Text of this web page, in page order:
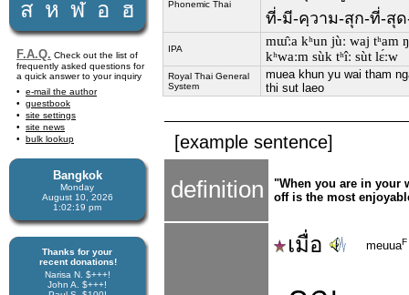
ส ห ฬ อ ฮ
F.A.Q. Check out the list of
frequently asked questions for
a quick answer to your inquiry
e-mail the author
guestbook
site settings
site news
bulk lookup
Bangkok
Monday
August 10, 2026
1:02:19 pm
Thanks for your
recent donations!
Narisa N. $+++!
John A. $+++!
Phonemic Thai
ที่-มี-คฺวาม-สุก-ที่-สุ
IPA
mɯ̂ːa kʰun jùː waj tʰam
kʰwaːm sùk tʰîː sùt lɛ́ːw
Royal Thai General
System
muea khun yu wai tham
thi sut laeo
[example sentence]
definition
"When you are in your
off is the most
เมื่อ meuuaF